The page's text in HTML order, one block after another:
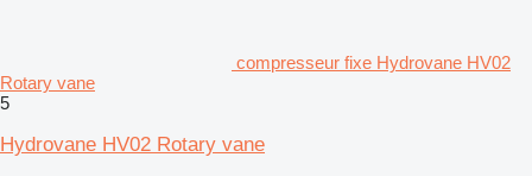
compresseur fixe Hydrovane HV02
Rotary vane
5
Hydrovane HV02 Rotary vane